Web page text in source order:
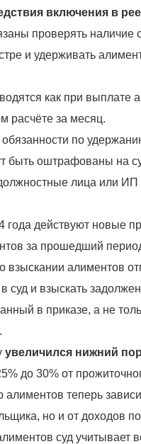
включения в
проверять наличие
и удерживать
как при выплате
расчёте за месяц.
по
быть оштрафованы на
лица или
года действуют новые
за прошедший
взыскании алиментов
суд и взыскать
в приказе, а не
увеличился нижний
до 30% от
алиментов теперь
но и от доходов
суд учитывает